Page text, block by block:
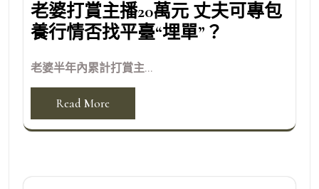
老婆打賞主播20萬元 丈夫可專包
養行情否找平臺“埋單”？
老婆半年內累計打賞主...
Read More